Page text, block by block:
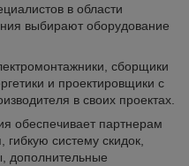
в области
выбирают оборудование
сборщики
и проектировщики с
в своих проектах.
обеспечивает партнерам
систему скидок,
дополнительные